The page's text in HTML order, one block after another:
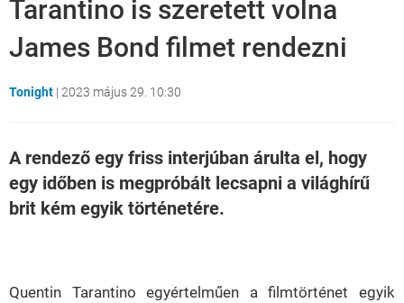
Tarantino is szeretett volna
James Bond filmet rendezni
Tonight | 2023 május 29. 10:30
A rendező egy friss interjúban árulta el, hogy
egy időben is megpróbált lecsapni a világhírű
brit kém egyik történetére.
Quentin Tarantino egyértelműen a filmtörténet egyik